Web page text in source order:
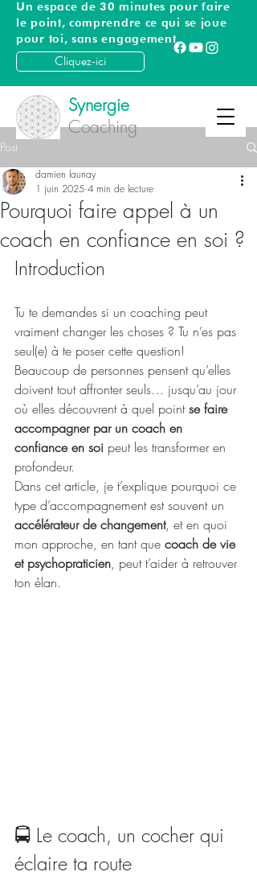
Synergie
Coaching
Un espace de 30 minutes pour faire
le point, comprendre ce qui se joue
pour toi, sans engagement
Cliquez-ici
Post
Pourquoi faire appel à un
coach en confiance en soi ?
damien launay
1 juin 2025 4 min de lecture
Introduction
Tu te demandes si un coaching peut
vraiment changer les choses ? Tu n’es pas
seul(e) à te poser cette question!
Beaucoup de personnes pensent qu’elles
doivent tout affronter seuls… jusqu’au jour
où elles découvrent à quel point se faire
accompagner par un coach en
confiance en soi peut les transformer en
profondeur.
Dans cet article, je t’explique pourquoi ce
type d’accompagnement est souvent un
accélérateur de changement, et en quoi
mon approche, en tant que coach de vie
et psychopraticien, peut t’aider à retrouver
ton élan.
🚍 Le coach, un cocher qui
éclaire ta route